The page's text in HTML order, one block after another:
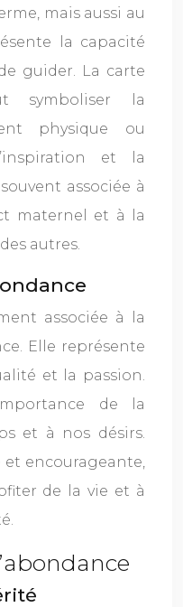
mais aussi au
la capacité
guider. La carte
symboliser la
physique ou
et la
associée à
maternel et à la
autres.
associée à la
Elle représente
et la passion.
de la
et à nos désirs.
et encourageante,
de la vie et à